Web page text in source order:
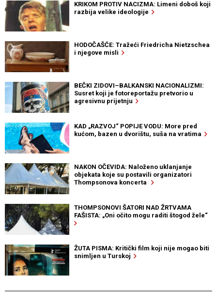
KRIKOM PROTIV NACIZMA: Limeni doboš koji
razbija velike ideologije
HODOČAŠĆE: Tražeći Friedricha Nietzschea
i njegove misli
BEČKI ZIDOVI–BALKANSKI NACIONALIZMI:
Susret koji je fotoreportažu pretvorio u
agresivnu prijetnju
KAD „RAZVOJ“ POPIJE VODU: More pred
kućom, bazen u dvorištu, suša na vratima
NAKON OČEVIDA: Naloženo uklanjanje
objekata koje su postavili organizatori
Thompsonova koncerta
THOMPSONOVI ŠATORI NAD ŽRTVAMA
FAŠISTA: „Oni očito mogu raditi štogod žele“
ŽUTA PISMA: Kritički film koji nije mogao biti
snimljen u Turskoj